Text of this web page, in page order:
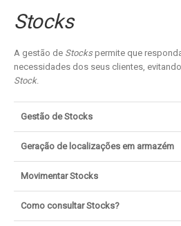
Stocks
A gestão de Stockspermite que
necessidades dos seus clientes,
Stock.
Gestão de Stocks
Geração de localizações em armazém
Movimentar Stocks
Como consultar Stocks?